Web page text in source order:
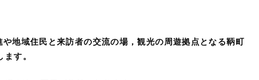
地域住民と来訪者の交流の場，観光の周遊拠点となる鞆町
す。